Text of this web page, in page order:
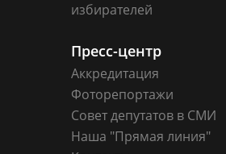
избирателей
Пресс-центр
Аккредитация
Фоторепортажи
Совет депутатов в СМИ
Наша "Прямая линия"